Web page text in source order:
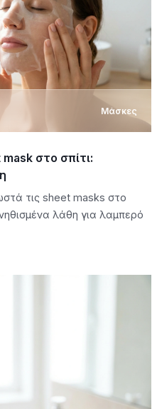
Μάσκες
στο σπίτι:
τις sheet masks στο
λάθη για λαμπερό